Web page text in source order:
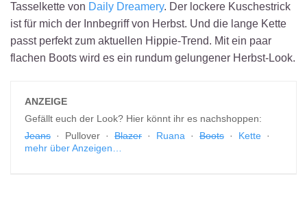
Tasselkette von Daily Dreamery. Der lockere Kuschestrick
ist für mich der Innbegriff von Herbst. Und die lange Kette
passt perfekt zum aktuellen Hippie-Trend. Mit ein paar
flachen Boots wird es ein rundum gelungener Herbst-Look.
ANZEIGE
Gefällt euch der Look? Hier könnt ihr es nachshoppen:
Jeans · Pullover · Blazer · Ruana · Boots · Kette ·
mehr über Anzeigen…